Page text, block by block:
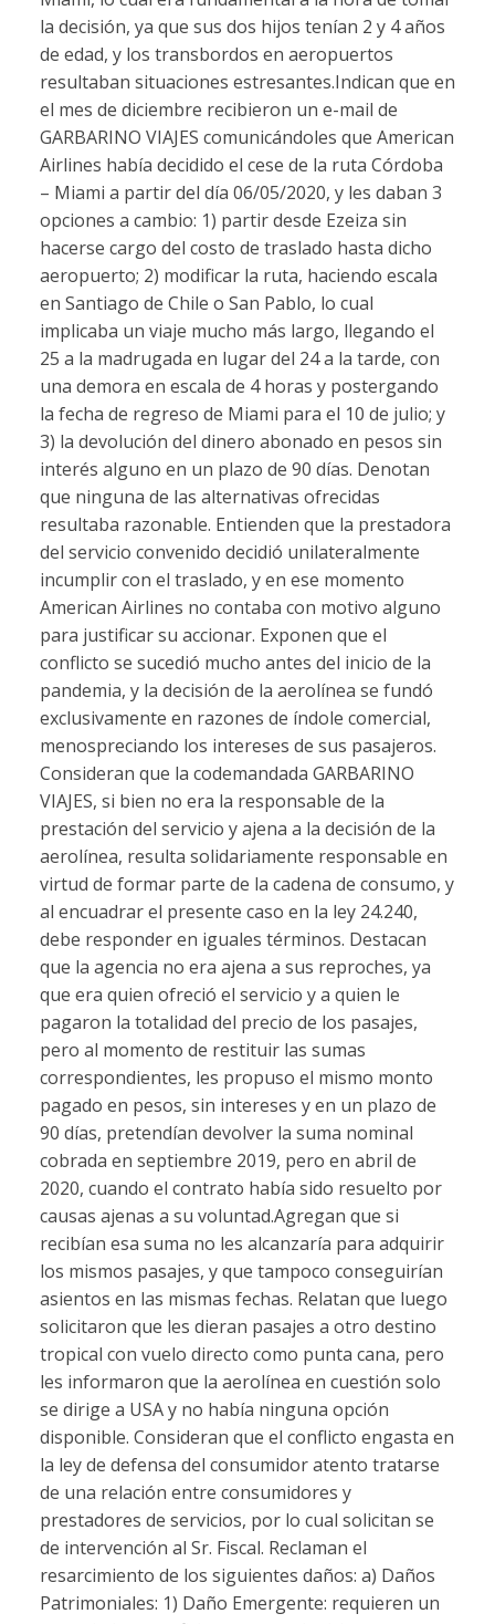
la decisión, ya que sus dos hijos tenían 2 y 4 años
de edad, y los transbordos en aeropuertos
resultaban situaciones estresantes.Indican que en
el mes de diciembre recibieron un e-mail de
GARBARINO VIAJES comunicándoles que American
Airlines había decidido el cese de la ruta Córdoba
– Miami a partir del día 06/05/2020, y les daban 3
opciones a cambio: 1) partir desde Ezeiza sin
hacerse cargo del costo de traslado hasta dicho
aeropuerto; 2) modificar la ruta, haciendo escala
en Santiago de Chile o San Pablo, lo cual
implicaba un viaje mucho más largo, llegando el
25 a la madrugada en lugar del 24 a la tarde, con
una demora en escala de 4 horas y postergando
la fecha de regreso de Miami para el 10 de julio; y
3) la devolución del dinero abonado en pesos sin
interés alguno en un plazo de 90 días. Denotan
que ninguna de las alternativas ofrecidas
resultaba razonable. Entienden que la prestadora
del servicio convenido decidió unilateralmente
incumplir con el traslado, y en ese momento
American Airlines no contaba con motivo alguno
para justificar su accionar. Exponen que el
conflicto se sucedió mucho antes del inicio de la
pandemia, y la decisión de la aerolínea se fundó
exclusivamente en razones de índole comercial,
menospreciando los intereses de sus pasajeros.
Consideran que la codemandada GARBARINO
VIAJES, si bien no era la responsable de la
prestación del servicio y ajena a la decisión de la
aerolínea, resulta solidariamente responsable en
virtud de formar parte de la cadena de consumo, y
al encuadrar el presente caso en la ley 24.240,
debe responder en iguales términos. Destacan
que la agencia no era ajena a sus reproches, ya
que era quien ofreció el servicio y a quien le
pagaron la totalidad del precio de los pasajes,
pero al momento de restituir las sumas
correspondientes, les propuso el mismo monto
pagado en pesos, sin intereses y en un plazo de
90 días, pretendían devolver la suma nominal
cobrada en septiembre 2019, pero en abril de
2020, cuando el contrato había sido resuelto por
causas ajenas a su voluntad.Agregan que si
recibían esa suma no les alcanzaría para adquirir
los mismos pasajes, y que tampoco conseguirían
asientos en las mismas fechas. Relatan que luego
solicitaron que les dieran pasajes a otro destino
tropical con vuelo directo como punta cana, pero
les informaron que la aerolínea en cuestión solo
se dirige a USA y no había ninguna opción
disponible. Consideran que el conflicto engasta en
la ley de defensa del consumidor atento tratarse
de una relación entre consumidores y
prestadores de servicios, por lo cual solicitan se
de intervención al Sr. Fiscal. Reclaman el
resarcimiento de los siguientes daños: a) Daños
Patrimoniales: 1) Daño Emergente: requieren un